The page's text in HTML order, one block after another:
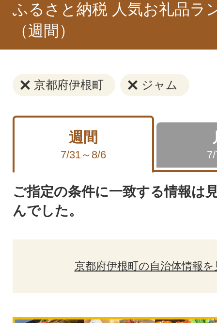
ふるさと納税 人気お礼品ラ
（週間）
京都府伊根町 ジャム
週間
7/31～8/6
ご指定の条件に一致する情報は
んでした。
京都府伊根町の自治体情報を